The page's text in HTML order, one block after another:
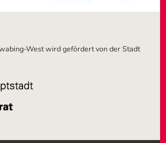
West wird gefördert von der Stadt